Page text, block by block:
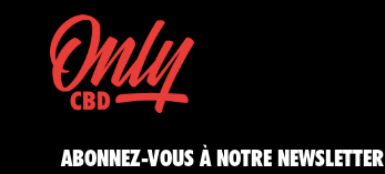
ABONNEZ-VOUS À NOTRE NEWSLETTER